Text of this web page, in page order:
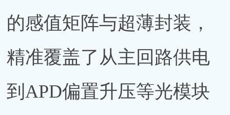
的感值矩阵与超薄封装，
精准覆盖了从主回路供电
到APD偏置升压等光模块